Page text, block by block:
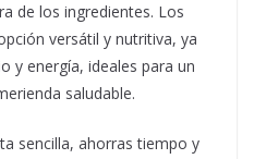
de los ingredientes. Los
versátil y nutritiva, ya
y energía, ideales para un
saludable.
sencilla, ahorras tiempo y